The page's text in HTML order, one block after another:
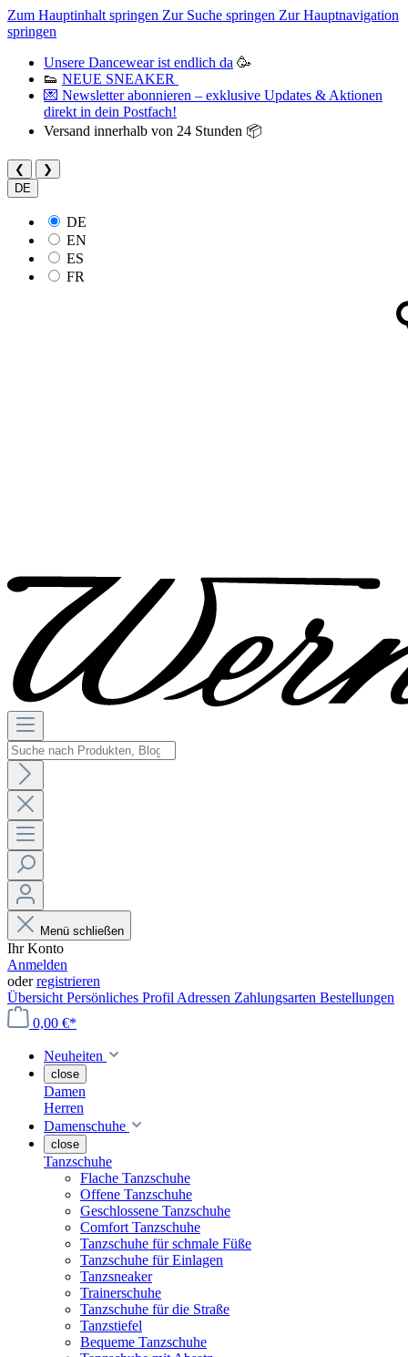
Zum Hauptinhalt springen Zur Suche springen Zur Hauptnavigation
springen
Unsere Dancewear ist endlich da 🥳
👟 NEUE SNEAKER
💌 Newsletter abonnieren – exklusive Updates & Aktionen
direkt in dein Postfach!
Versand innerhalb von 24 Stunden 📦
❮
❯
DE
DE
EN
ES
FR
Menü schließen
Ihr Konto
Anmelden
oderregistrieren
Übersicht Persönliches Profil Adressen Zahlungsarten Bestellungen
0,00 €*
Neuheiten
close
Damen
Herren
Damenschuhe
close
Tanzschuhe
Flache Tanzschuhe
Offene Tanzschuhe
Geschlossene Tanzschuhe
Comfort Tanzschuhe
Tanzschuhe für schmale Füße
Tanzschuhe für Einlagen
Tanzsneaker
Trainerschuhe
Tanzschuhe für die Straße
Tanzstiefel
Bequeme Tanzschuhe